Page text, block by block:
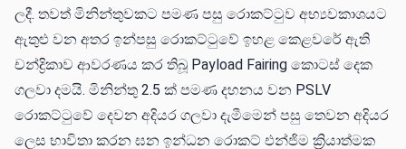
ලදී. තවත් මිනින්තුවකට පමණ පසු රොකට්ටුව අභ්‍යවකාශයට
ඇතුළු වන අතර ඉන්පසු රොකට්ටුවේ ඉහළ කෙළවරේ ඇති
චන්ද්‍රිකාව ආවරණය කර තිබූ Payload Fairing කොටස් දෙක
ගලවා දමයි. මිනින්තු 2.5 ක් පමණ දහනය වන PSLV
රොකට්ටුවේ දෙවන අදියර ගලවා දැමීමෙන් පසු තෙවන අදියර
ලෙස භාවිතා කරන ඝන ඉන්ධන රොකට් එන්ජිම ක්‍රියාත්මක